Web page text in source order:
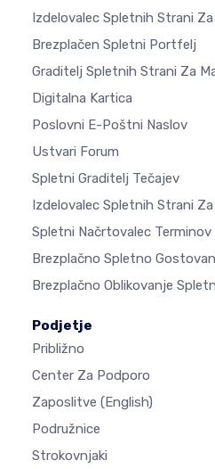
Izdelovalec Spletnih Strani
Brezplačen Spletni Portfelj
Graditelj Spletnih Strani Za
Digitalna Kartica
Poslovni E-Poštni Naslov
Ustvari Forum
Spletni Graditelj Tečajev
Izdelovalec Spletnih Strani
Spletni Načrtovalec Terminov
Brezplačno Spletno
Brezplačno Oblikovanje
Podjetje
Približno
Center Za Podporo
Zaposlitve (English)
Podružnice
Strokovnjaki